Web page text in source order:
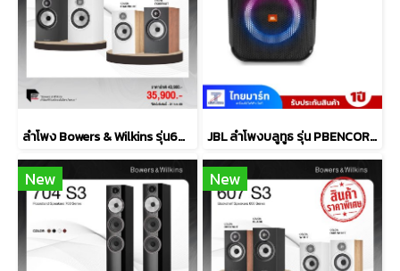
ลำโพง Bowers & Wilkins รุ่น606 S3 JBL ลำโพงบลูทูธ รุ่น PBENCOREESSAS2-Black
New New